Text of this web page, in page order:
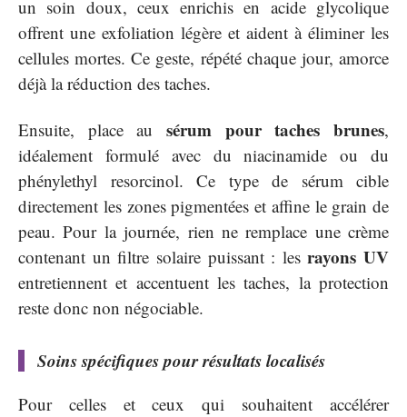
un soin doux, ceux enrichis en acide glycolique
offrent une exfoliation légère et aident à éliminer les
cellules mortes. Ce geste, répété chaque jour, amorce
déjà la réduction des taches.
Ensuite, place au sérum pour taches brunes,
idéalement formulé avec du niacinamide ou du
phénylethyl resorcinol. Ce type de sérum cible
directement les zones pigmentées et affine le grain de
peau. Pour la journée, rien ne remplace une crème
contenant un filtre solaire puissant : lesrayons UV
entretiennent et accentuent les taches, la protection
reste donc non négociable.
Soins spécifiques pour résultats localisés
Pour celles et ceux qui souhaitent accélérer